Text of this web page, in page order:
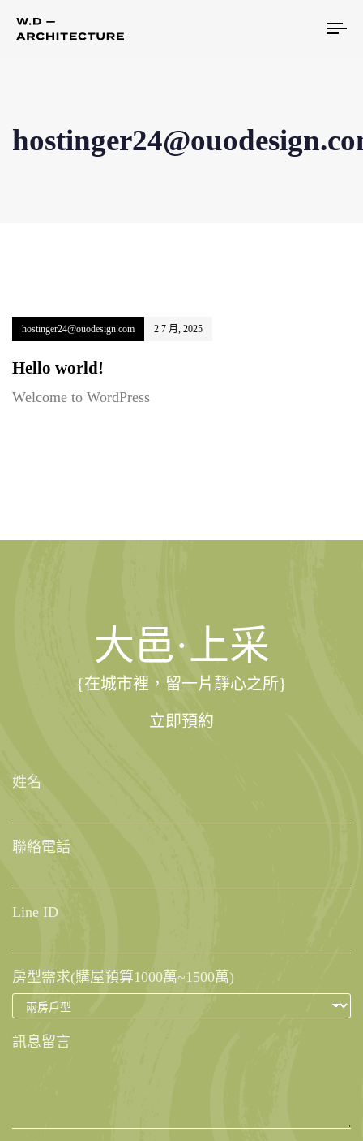
hostinger24@ouodesign.com 2 7 月, 2025
Hello world!
Welcome to WordPress
大邑·上采
{在城市裡，留一片靜心之所}
立即預約
姓名
聯絡電話
Line ID
房型需求(購屋預算1000萬~1500萬)
L
i訊息留言